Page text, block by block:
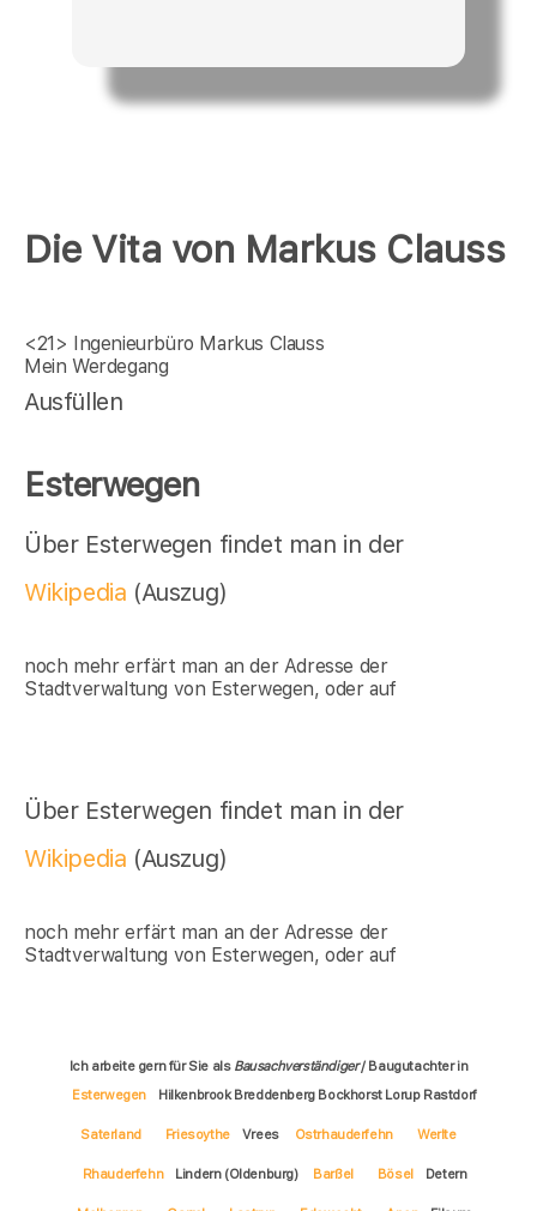
Die Vita von Markus Clauss
<21> Ingenieurbüro Markus Clauss
Mein Werdegang
Ausfüllen
Esterwegen
Über Esterwegen findet man in der
Wikipedia (Auszug)
noch mehr erfärt man an der Adresse der
Stadtverwaltung von Esterwegen, oder auf
Über Esterwegen findet man in der
Wikipedia (Auszug)
noch mehr erfärt man an der Adresse der
Stadtverwaltung von Esterwegen, oder auf
Ich arbeite gern für Sie als Bausachverständiger/ Baugutachter in
Esterwegen
Hilkenbrook Breddenberg Bockhorst Lorup Rastdorf
Saterland Friesoythe Vrees Ostrhauderfehn Werlte
Rhauderfehn Lindern (Oldenburg) Barßel Bösel Detern